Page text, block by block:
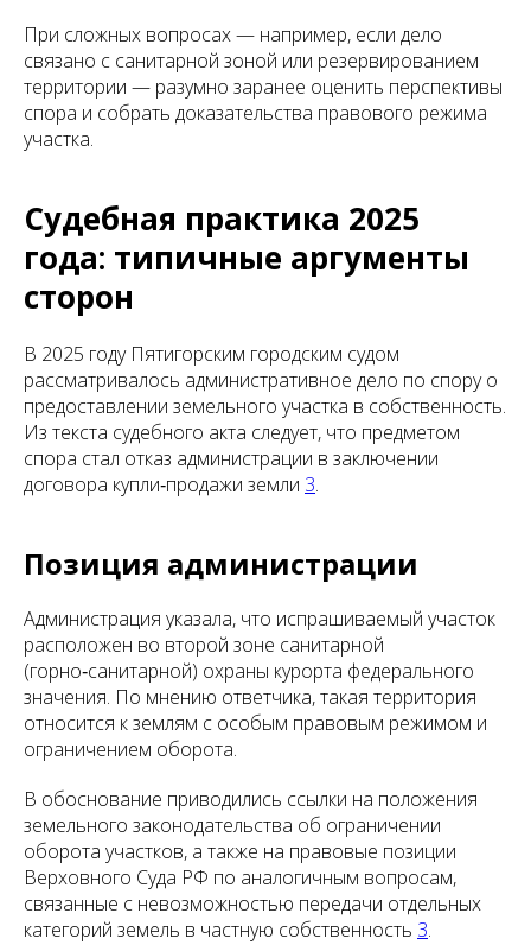
При сложных вопросах — например, если дело
связано с санитарной зоной или резервированием
территории — разумно заранее оценить перспективы
спора и собрать доказательства правового режима
участка.
Судебная практика 2025
года: типичные аргументы
сторон
В 2025 году Пятигорским городским судом
рассматривалось административное дело по спору о
предоставлении земельного участка в собственность.
Из текста судебного акта следует, что предметом
спора стал отказ администрации в заключении
договора купли‑продажи земли 3.
Позиция администрации
Администрация указала, что испрашиваемый участок
расположен во второй зоне санитарной
(горно‑санитарной) охраны курорта федерального
значения. По мнению ответчика, такая территория
относится к землям с особым правовым режимом и
ограничением оборота.
В обоснование приводились ссылки на положения
земельного законодательства об ограничении
оборота участков, а также на правовые позиции
Верховного Суда РФ по аналогичным вопросам,
связанные с невозможностью передачи отдельных
категорий земель в частную собственность 3.